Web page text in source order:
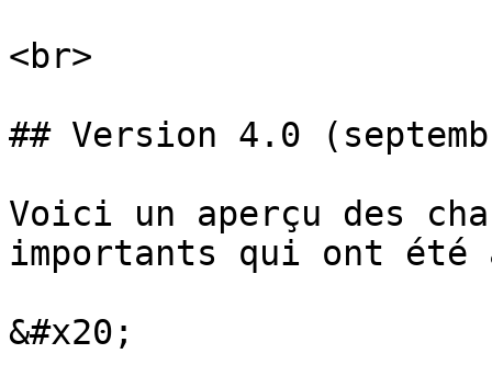
<br>
## Version 4.0
Voici un aperçu des
importants qui ont été
&#x20;